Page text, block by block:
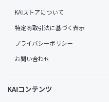
KAIストアについて
特定商取引法に基づく表示
プライバシーポリシー
お問い合わせ
KAIコンテンツ